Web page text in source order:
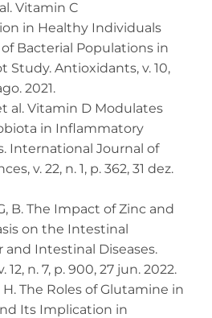
Vitamin C
in Healthy Individuals
Bacterial Populations in
Antioxidants, v. 10,
2021.
al. Vitamin D Modulates
in Inflammatory
International Journal of
v. 22, n. 1, p. 362, 31 dez.
B. The Impact of Zinc and
on the Intestinal
and Intestinal Diseases.
12, n. 7, p. 900, 27 jun. 2022.
H. The Roles of Glutamine in
Its Implication in